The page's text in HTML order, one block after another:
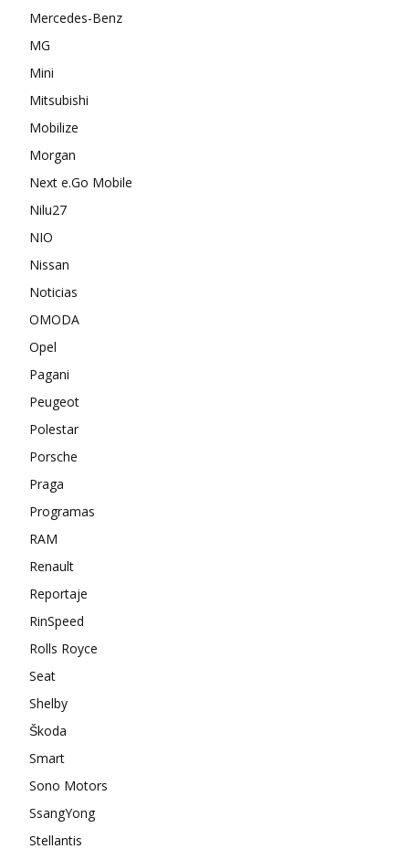
Mercedes-Benz
MG
Mini
Mitsubishi
Mobilize
Morgan
Next e.Go Mobile
Nilu27
NIO
Nissan
Noticias
OMODA
Opel
Pagani
Peugeot
Polestar
Porsche
Praga
Programas
RAM
Renault
Reportaje
RinSpeed
Rolls Royce
Seat
Shelby
Škoda
Smart
Sono Motors
SsangYong
Stellantis